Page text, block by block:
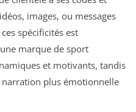
images, ou messages
spécificités est
marque de sport
et motivants, tandis
narration plus émotionnelle